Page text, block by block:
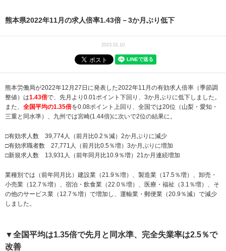
熊本県2022年11月の求人倍率1.43倍－3か月ぶり低下
2023.01.10
熊本労働局が2022年12月27日に発表した2022年11月の有効求人倍率（季節調
整値）は1.43倍で、先月より0.01ポイント下回り、3か月ぶりに低下しました。
また、 全国平均の1.35倍を0.08ポイント上回り、全国では20位（山梨・愛知・
三重と同水準）、九州では宮崎(1.44倍)に次いで2位の結果に。
□有効求人数 39,774人（前月比0.2％減）2か月ぶりに減少
□有効求職者数 27,771人（前月比0.5％増）3か月ぶりに増加
□新規求人数 13,931人（前年同月比10.9％増）21か月連続増加
業種別では（前年同月比）建設業（21.9％増）、製造業（17.5％増）、卸売・
小売業（12.7％増）、宿泊・飲食業（22.0％増）、医療・福祉（3.1％増）、そ
の他のサービス業（12.7％増）で増加し、運輸業・郵便業（20.9％減）で減少
しました。
▼全国平均は1.35倍で先月と同水準、完全失業率は2.5％で
改善